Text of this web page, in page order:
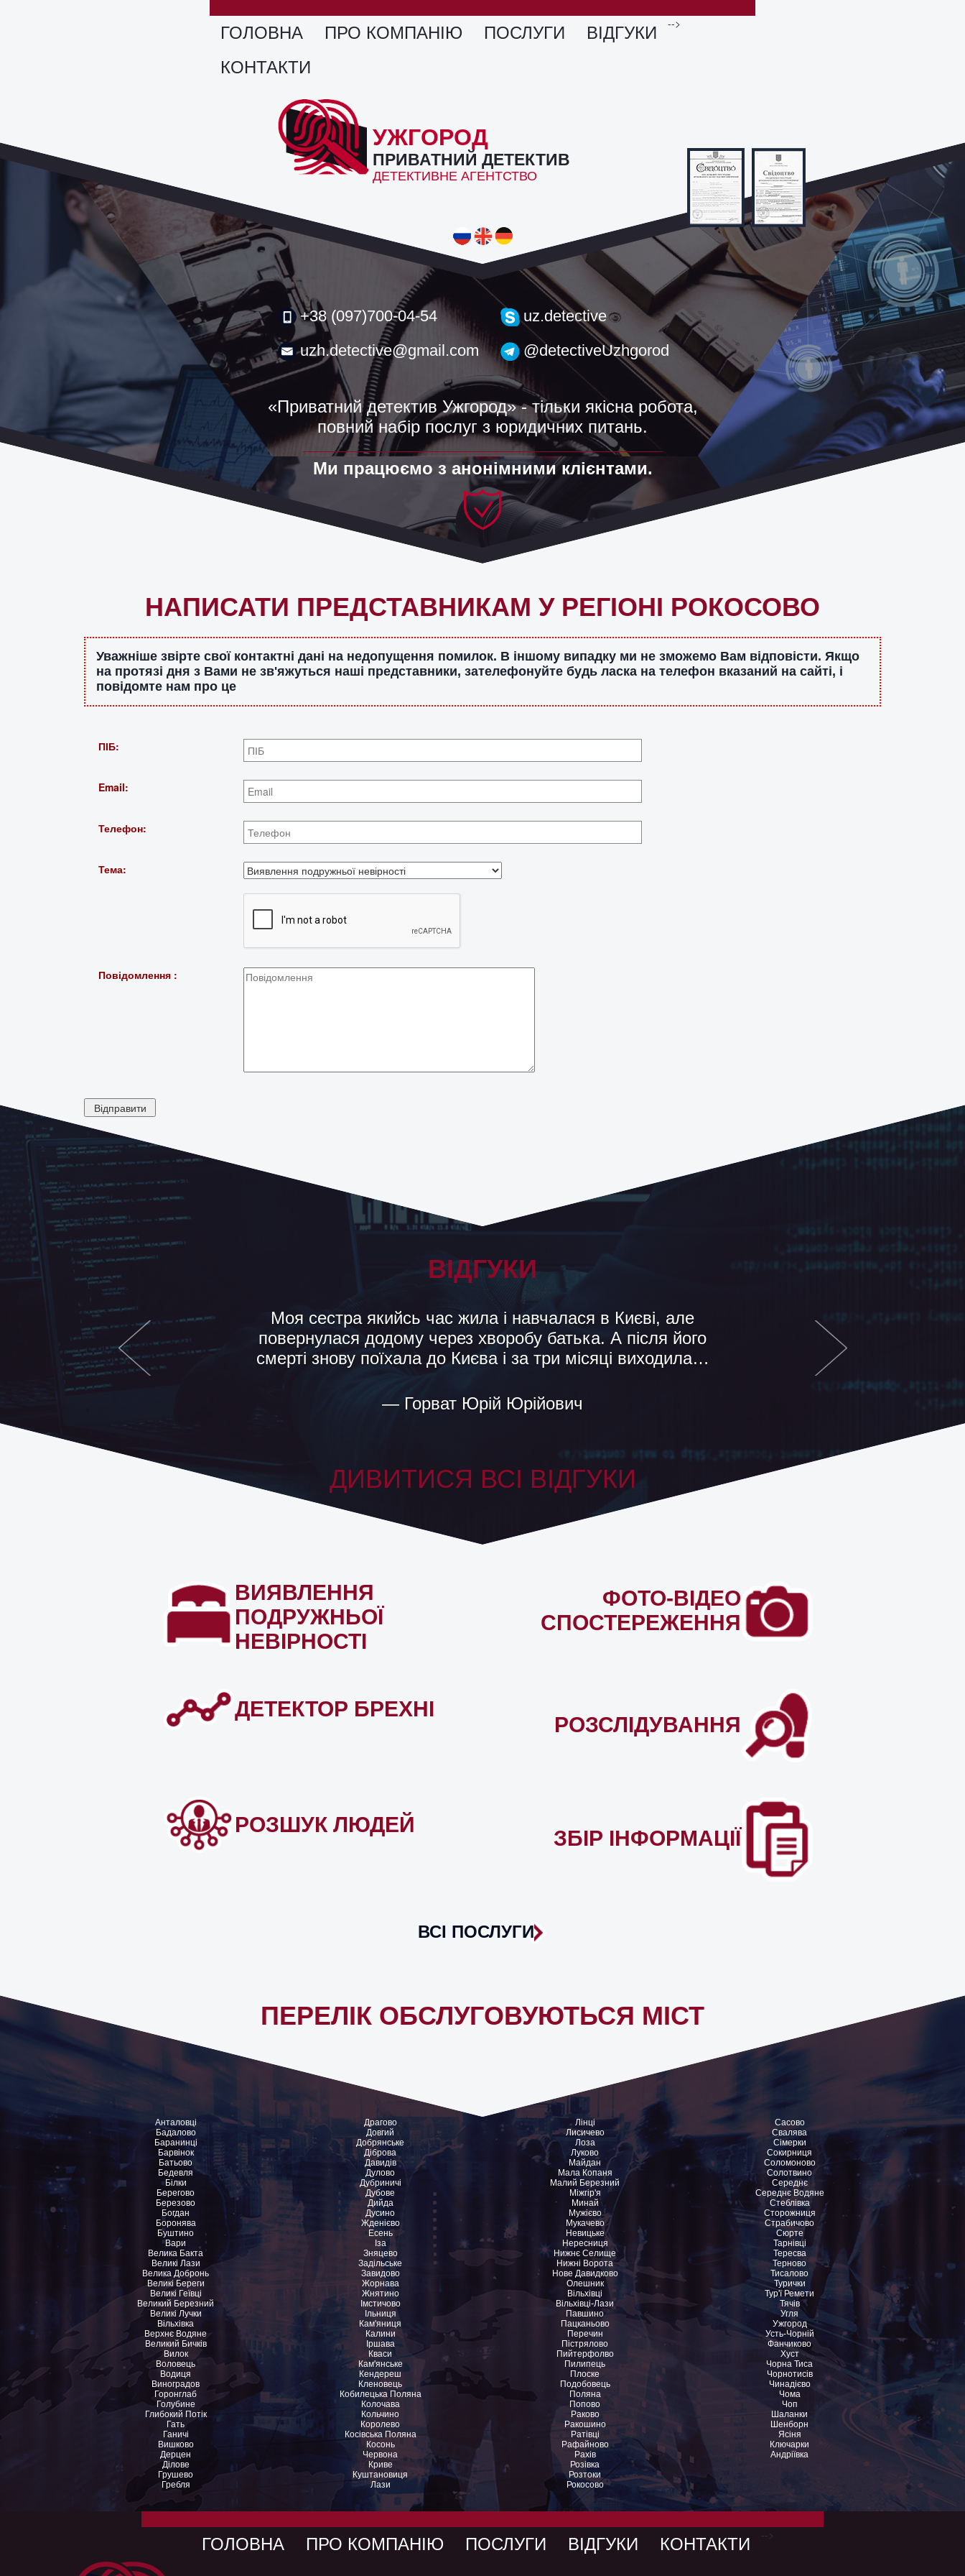
ГОЛОВНА -->
ПРО КОМПАНІЮ ПОСЛУГИ
ВІДГУКИ
КОНТАКТИ
УЖГОРОД
ПРИВАТНИЙ ДЕТЕКТИВ
ДЕТЕКТИВНЕ АГЕНТСТВО
+38 (097)700-04-54
uzh.detective@gmail.com
uz.detective
@detectiveUzhgorod
«Приватний детектив Ужгород» - тільки якісна робота,
повний набір послуг з юридичних питань.
Ми працюємо з анонімними клієнтами.
НАПИСАТИ ПРЕДСТАВНИКАМ У РЕГІОНІ РОКОСОВО
Уважніше звірте свої контактні дані на недопущення помилок. В іншому випадку ми не зможемо Вам відповісти. Якщо
на протязі дня з Вами не зв'яжуться наші представники, зателефонуйте будь ласка на телефон вказаний на сайті, і
повідомте нам про це
ПІБ:
Email:
Телефон:
Тема:
Повідомлення :
ВІДГУКИ
Не знаю, що штовхнуло мене на це, напевно, просто якесь
шосте відчуття. Але вирішив перевірити свій автомобіль в
агентстві. Виявилося, що він напханий жучками…
— Віктор
ДИВИТИСЯ ВСІ ВІДГУКИ
ВИЯВЛЕННЯ
ПОДРУЖНЬОЇ
НЕВІРНОСТІ
ДЕТЕКТОР БРЕХНІ
РОЗШУК ЛЮДЕЙ
ФОТО-ВІДЕО
СПОСТЕРЕЖЕННЯ
РОЗСЛІДУВАННЯ
ЗБІР ІНФОРМАЦІЇ
ВСІ ПОСЛУГИ
ПЕРЕЛІК ОБСЛУГОВУЮТЬСЯ МІСТ
Анталовці
Бадалово
Баранинці
Барвінок
Батьово
Бедевля
Білки
Берегово
Березово
Богдан
Боронява
Буштино
Вари
Велика Бакта
Великі Лази
Велика Добронь
Великі Береги
Великі Геївці
Великий Березний
Великі Лучки
Вільхівка
Верхнє Водяне
Великий Бичків
Вилок
Воловець
Водиця
Виноградов
Горонглаб
Голубине
Глибокий Потік
Гать
Ганичі
Вишково
Дерцен
Ділове
Грушево
Гребля
Драгово
Довгий
Добрянське
Діброва
Давидів
Дулово
Дубриничі
Дубове
Дийда
Дусино
Жденієво
Есень
Іза
Зняцево
Задільське
Завидово
Жорнава
Жнятино
Імстичово
Ільниця
Кам'яниця
Калини
Іршава
Кваси
Кам'янське
Кендереш
Кленовець
Кобилецька Поляна
Колочава
Кольчино
Королево
Косівська Поляна
Косонь
Червона
Криве
Куштановиця
Лази
Лінці
Лисичево
Лоза
Луково
Майдан
Мала Копаня
Малий Березний
Міжгір'я
Минай
Мужієво
Мукачево
Невицьке
Нересниця
Нижнє Селище
Нижні Ворота
Нове Давидково
Олешник
Вільхівці
Вільхівці-Лази
Павшино
Пацканьово
Перечин
Пістрялово
Пийтерфолво
Пилипець
Плоске
Подобовець
Поляна
Попово
Раково
Ракошино
Ратівці
Рафайново
Рахів
Розівка
Розтоки
Рокосово
Сасово
Свалява
Сімерки
Сокирниця
Соломоново
Солотвино
Середнє
Середнє Водяне
Стеблівка
Сторожниця
Страбичово
Сюрте
Тарнівці
Тересва
Терново
Тисалово
Турички
Тур'ї Ремети
Тячів
Угля
Ужгород
Усть-Чорній
Фанчиково
Хуст
Чорна Тиса
Чорнотисів
Чинадієво
Чома
Чоп
Шаланки
Шенборн
Ясіня
Ключарки
Андріївка
ГОЛОВНА -->
ПРО КОМПАНІЮ ПОСЛУГИ ВІДГУКИ КОНТАКТИ